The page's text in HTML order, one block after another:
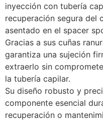
inyección con tubería
recuperación segura del
asentado en el spacer
Gracias a sus cuñas
garantiza una sujeción
extraerlo sin
la tubería capilar.
Su diseño robusto y
componente esencial
recuperación o